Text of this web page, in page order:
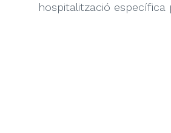
hospitalització específica